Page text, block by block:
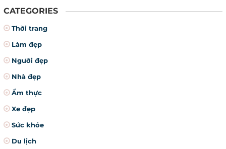
CATEGORIES
Thời trang
Làm đẹp
Người đẹp
Nhà đẹp
Ẩm thực
Xe đẹp
Sức khỏe
Du lịch